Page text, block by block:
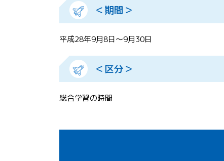
＜期間＞
平成28年9月8日～9月30日
＜区分＞
総合学習の時間